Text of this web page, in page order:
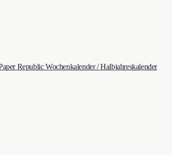
Republic Wochenkalender / Halbjahreskalender